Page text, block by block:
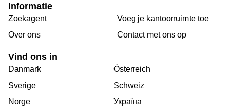
Informatie
Zoekagent
Over ons
Voeg je kantoorruimte toe
Сontact met ons op
Vind ons in
Danmark
Sverige
Norge
Österreich
Schweiz
Україна